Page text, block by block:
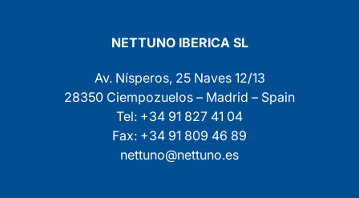
NETTUNO IBERICA SL
Av. Nísperos, 25 Naves 12/13
28350 Ciempozuelos – Madrid – Spain
Tel: +34 91 827 41 04
Fax: +34 91 809 46 89
nettuno@nettuno.es